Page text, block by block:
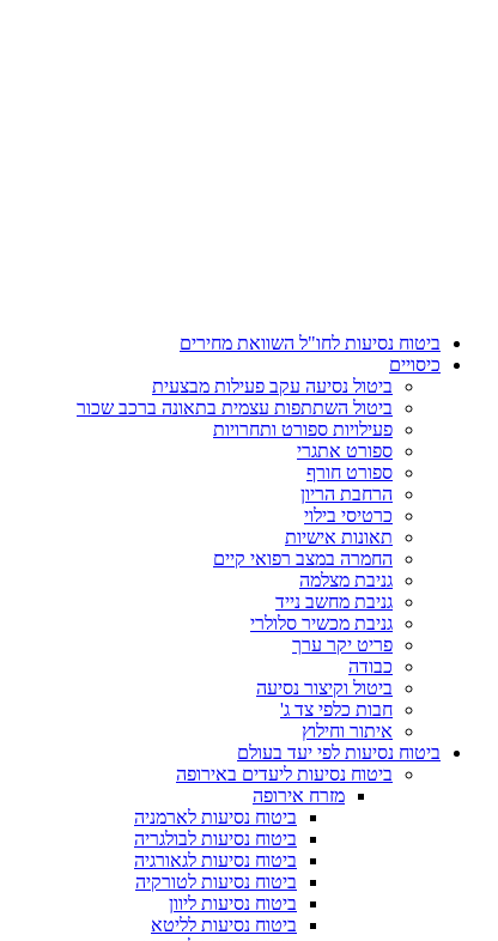
ביטוח נסיעות לחו"ל השוואת מחירים
כיסויים
ביטול נסיעה עקב פעילות מבצעית
ביטול השתתפות עצמית בתאונה ברכב שכור
פעילויות ספורט ותחרויות
ספורט אתגרי
ספורט חורף
הרחבת הריון
כרטיסי בילוי
תאונות אישיות
החמרה במצב רפואי קיים
גניבת מצלמה
גניבת מחשב נייד
גניבת מכשיר סלולרי
פריט יקר ערך
כבודה
ביטול וקיצור נסיעה
חבות כלפי צד ג'
איתור וחילוץ
ביטוח נסיעות לפי יעד בעולם
ביטוח נסיעות ליעדים באירופה
מזרח אירופה
ביטוח נסיעות לארמניה
ביטוח נסיעות לבולגריה
ביטוח נסיעות לגאורגיה
ביטוח נסיעות לטורקיה
ביטוח נסיעות ליוון
ביטוח נסיעות לליטא